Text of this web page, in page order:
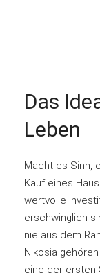
Das
Leben
Macht es Sinn,
Kauf eines
wertvolle
erschwinglich
nie aus dem
Nikosia
eine der ersten